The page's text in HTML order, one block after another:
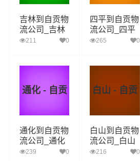
吉林到自贡物
流公司_吉林
到自贡货运_
211 0
四平到自贡物
流公司_四平
到自贡货运_
265 0
通化 - 自贡
通化到自贡物
流公司_通化
到自贡货运_
239 0
白山 - 自贡
白山到自贡物
流公司_白山
到自贡货运_
216 0